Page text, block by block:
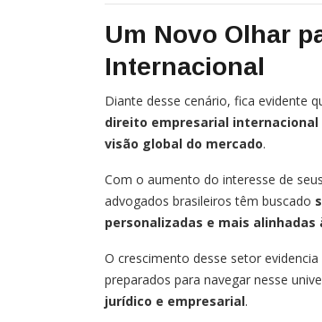
Um Novo Olhar
Internacional
Diante desse cenário, fica evidente
direito empresarial
visão global do mercado.
Com o aumento do interesse de
advogados brasileiros têm buscado
personalizadas e mais
O crescimento desse setor evidencia
preparados para navegar nesse
jurídico e empresarial.